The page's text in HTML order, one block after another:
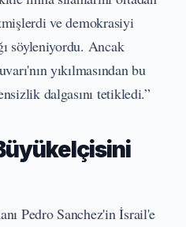
ve demokrasiyi
söyleniyordu. Ancak
yıkılmasından bu
dalgasını tetikledi.”
Pedro Sanchez'in İsrail'e